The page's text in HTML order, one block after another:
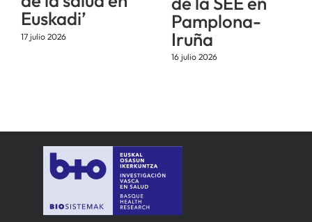
Euskadi’
17 julio 2026
Pamplona-
Iruña
16 julio 2026